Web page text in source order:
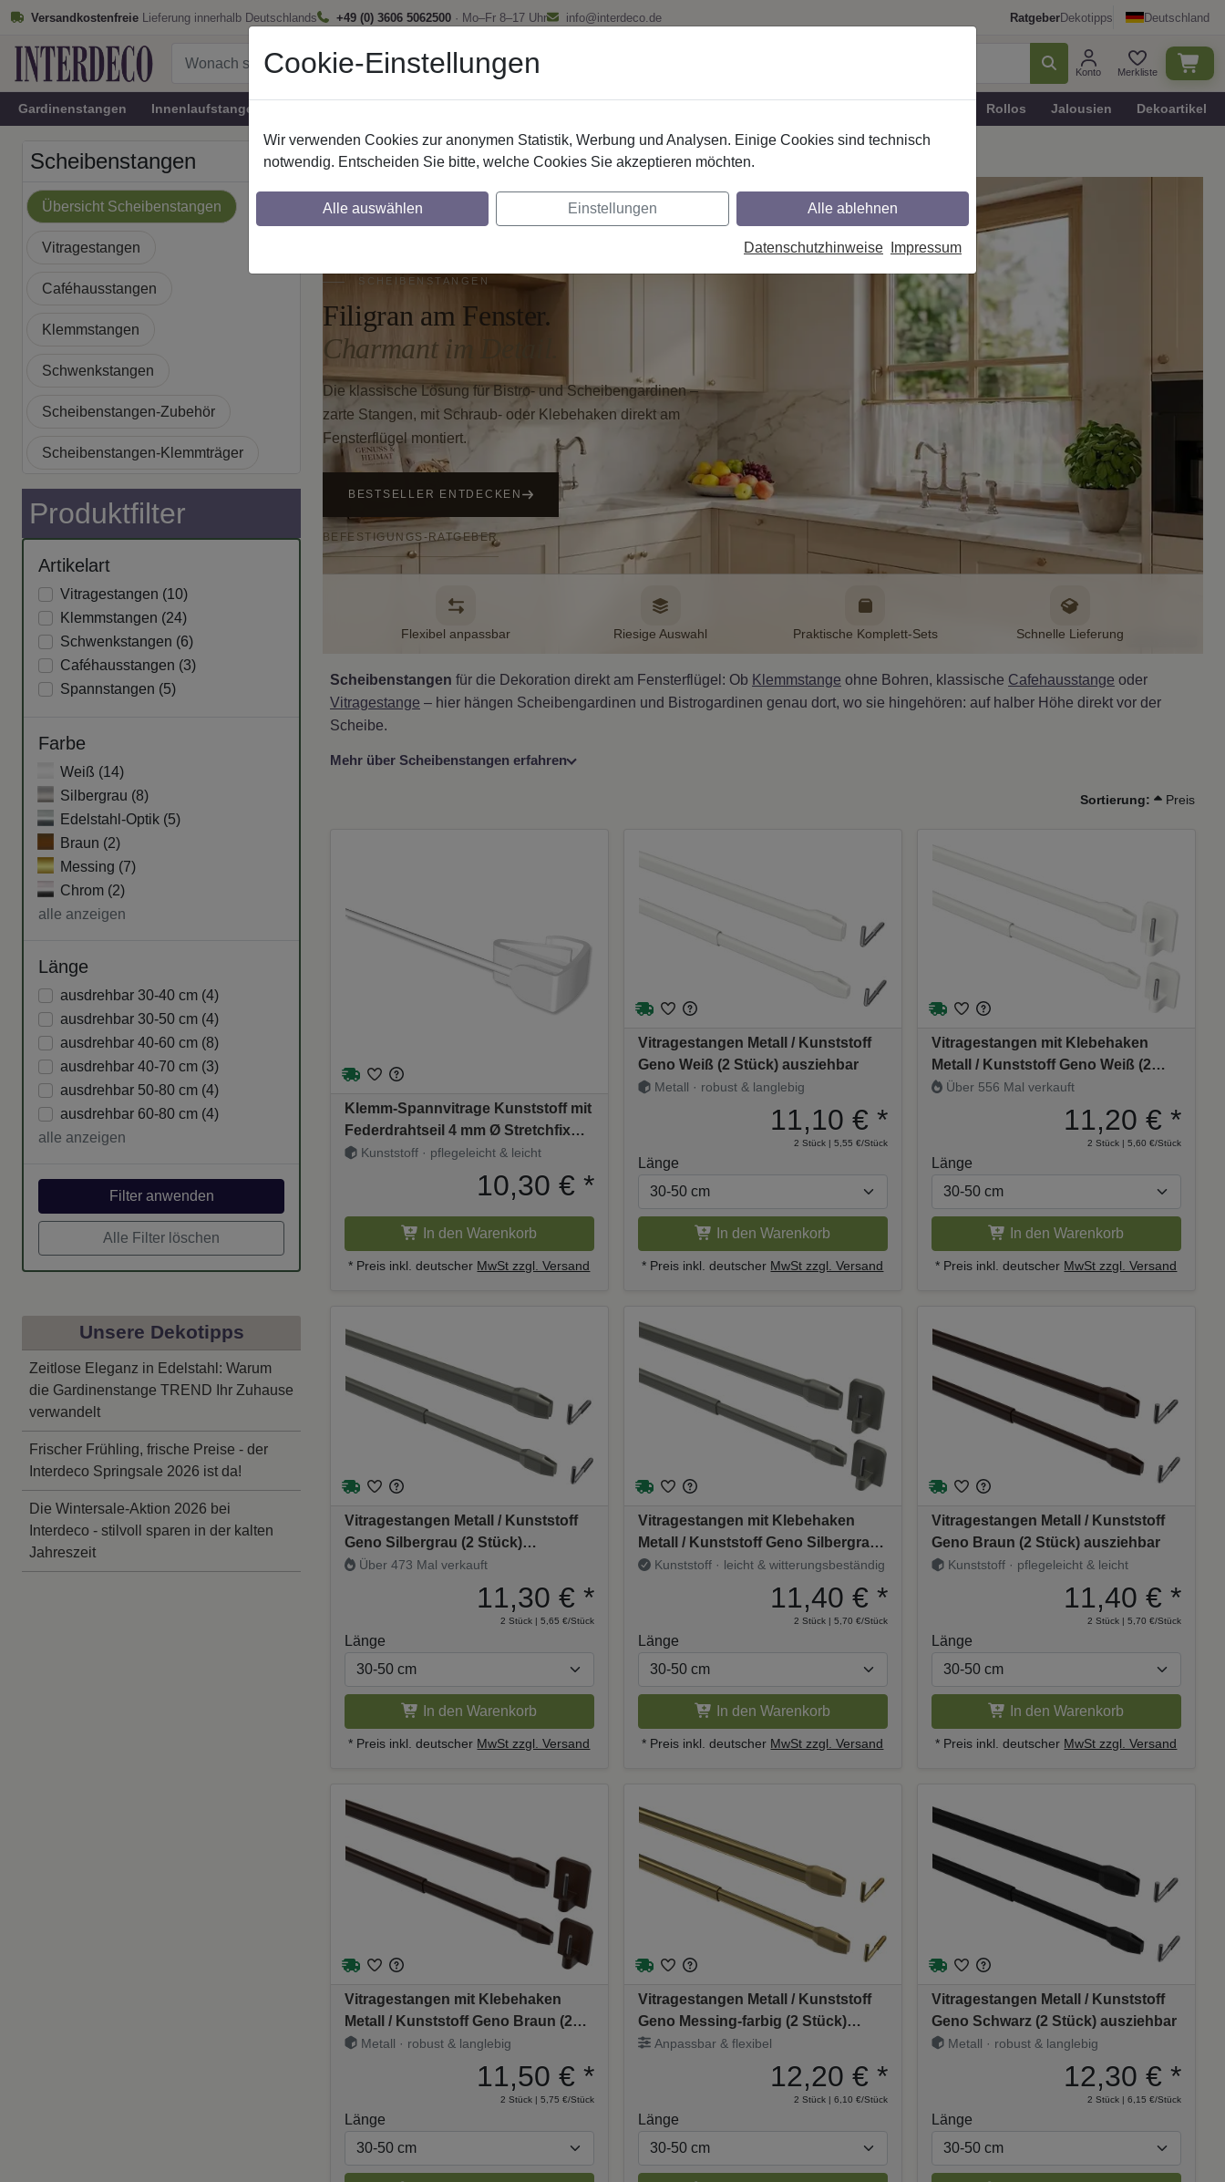
Versandkostenfreie Lieferung innerhalb Deutschlands +49 (0) 3606 5062500 · Mo–Fr 8–17 Uhr info@interdeco.de RatgeberDekotipps Deutschland
Konto Merkliste
Gardinenstangen Innenlaufstangen Rollos Jalousien Dekoartikel
Scheibenstangen
Übersicht Scheibenstangen
Vitragestangen
Caféhausstangen
Klemmstangen
Schwenkstangen
Scheibenstangen-Zubehör
Scheibenstangen-Klemmträger
Produktfilter
Artikelart
Vitragestangen (10)
Klemmstangen (24)
Schwenkstangen (6)
Caféhausstangen (3)
Spannstangen (5)
Farbe
Weiß (14)
Silbergrau (8)
Edelstahl-Optik (5)
Braun (2)
Messing (7)
Chrom (2)
alle anzeigen
Länge
ausdrehbar 30-40 cm (4)
ausdrehbar 30-50 cm (4)
ausdrehbar 40-60 cm (8)
ausdrehbar 40-70 cm (3)
ausdrehbar 50-80 cm (4)
ausdrehbar 60-80 cm (4)
alle anzeigen
Filter anwenden
Alle Filter löschen
Unsere Dekotipps
Zeitlose Eleganz in Edelstahl: Warum
die Gardinenstange TREND Ihr Zuhause
verwandelt
Frischer Frühling, frische Preise - der
Interdeco Springsale 2026 ist da!
Die Wintersale-Aktion 2026 bei
Interdeco - stilvoll sparen in der kalten
Jahreszeit
Scheibenstangen
Stilvolle Scheibenstangen für die Kleinfenster-Gardinen
SCHEIBENSTANGEN
Filigran am Fenster.
Charmant im Detail.
Die klassische Lösung für Bistro- und Scheibengardinen –
zarte Stangen, mit Schraub- oder Klebehaken direkt am
Fensterflügel montiert.
BESTSELLER ENTDECKEN
BEFESTIGUNGS-RATGEBER
Flexibel anpassbar Riesige Auswahl Praktische Komplett-Sets Schnelle Lieferung
Scheibenstangen für die Dekoration direkt am Fensterflügel: Ob Klemmstange ohne Bohren, klassische Cafehausstange oder
Vitragestange – hier hängen Scheibengardinen und Bistrogardinen genau dort, wo sie hingehören: auf halber Höhe direkt vor der
Scheibe.
Mehr über Scheibenstangen erfahren
Sortierung: Preis
Klemm-Spannvitrage Kunststoff mit
Federdrahtseil 4 mm Ø Stretchfix
Weiß 150 cm (kürzbar)
Kunststoff · pflegeleicht & leicht
10,30 € *
In den Warenkorb
* Preis inkl. deutscher MwSt zzgl. Versand
Vitragestangen Metall / Kunststoff
Geno Weiß (2 Stück) ausziehbar
Metall · robust & langlebig
11,10 € *
2 Stück | 5,55 €/Stück
Länge
In den Warenkorb
* Preis inkl. deutscher MwSt zzgl. Versand
Vitragestangen mit Klebehaken
Metall / Kunststoff Geno Weiß (2
Stück) ausziehbar
Über 556 Mal verkauft
11,20 € *
2 Stück | 5,60 €/Stück
Länge
In den Warenkorb
* Preis inkl. deutscher MwSt zzgl. Versand
Vitragestangen Metall / Kunststoff
Geno Silbergrau (2 Stück)
ausziehbar
Über 473 Mal verkauft
11,30 € *
2 Stück | 5,65 €/Stück
Länge
In den Warenkorb
* Preis inkl. deutscher MwSt zzgl. Versand
Vitragestangen mit Klebehaken
Metall / Kunststoff Geno Silbergrau
(2 Stück) ausziehbar
Kunststoff · leicht & witterungsbeständig
11,40 € *
2 Stück | 5,70 €/Stück
Länge
In den Warenkorb
* Preis inkl. deutscher MwSt zzgl. Versand
Vitragestangen Metall / Kunststoff
Geno Braun (2 Stück) ausziehbar
Kunststoff · pflegeleicht & leicht
11,40 € *
2 Stück | 5,70 €/Stück
Länge
In den Warenkorb
* Preis inkl. deutscher MwSt zzgl. Versand
Vitragestangen mit Klebehaken
Metall / Kunststoff Geno Braun (2
Stück) ausziehbar
Metall · robust & langlebig
11,50 € *
2 Stück | 5,75 €/Stück
Länge
Vitragestangen Metall / Kunststoff
Geno Messing-farbig (2 Stück)
ausziehbar
Anpassbar & flexibel
12,20 € *
2 Stück | 6,10 €/Stück
Länge
Vitragestangen Metall / Kunststoff
Geno Schwarz (2 Stück) ausziehbar
Metall · robust & langlebig
12,30 € *
2 Stück | 6,15 €/Stück
Länge
Cookie-Einstellungen
Wir verwenden Cookies zur anonymen Statistik, Werbung und Analysen. Einige Cookies sind technisch
notwendig. Entscheiden Sie bitte, welche Cookies Sie akzeptieren möchten.
Alle auswählen Einstellungen Alle ablehnen
Datenschutzhinweise Impressum